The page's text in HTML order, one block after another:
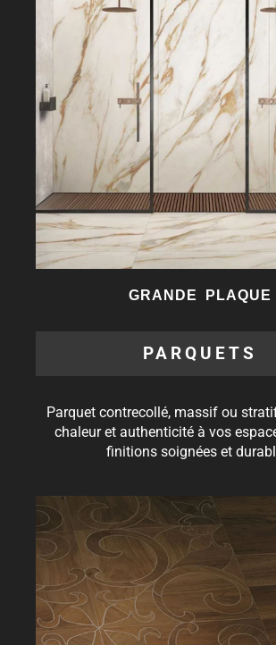
GRANDE PLAQUE
PARQUETS
Parquet contrecollé, massif ou
chaleur et authenticité à vos
finitions soignées et